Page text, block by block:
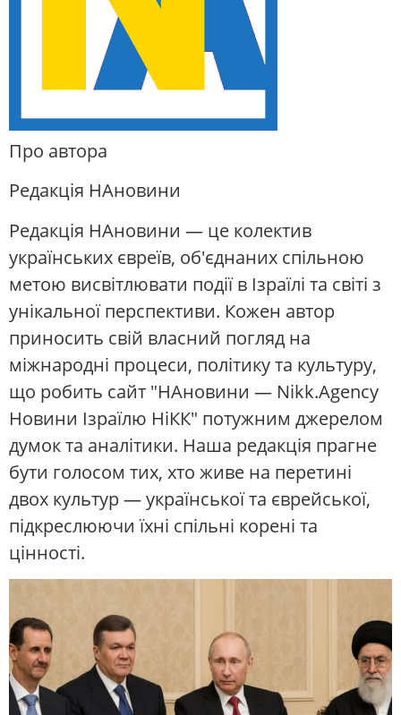
Про автора
Редакція НАновини
Редакція НАновини — це колектив
українських євреїв, об'єднаних спільною
метою висвітлювати події в Ізраїлі та світі з
унікальної перспективи. Кожен автор
приносить свій власний погляд на
міжнародні процеси, політику та культуру,
що робить сайт "НАновини — Nikk.Agency
Новини Ізраїлю НіКК" потужним джерелом
думок та аналітики. Наша редакція прагне
бути голосом тих, хто живе на перетині
двох культур — української та єврейської,
підкреслюючи їхні спільні корені та
цінності.